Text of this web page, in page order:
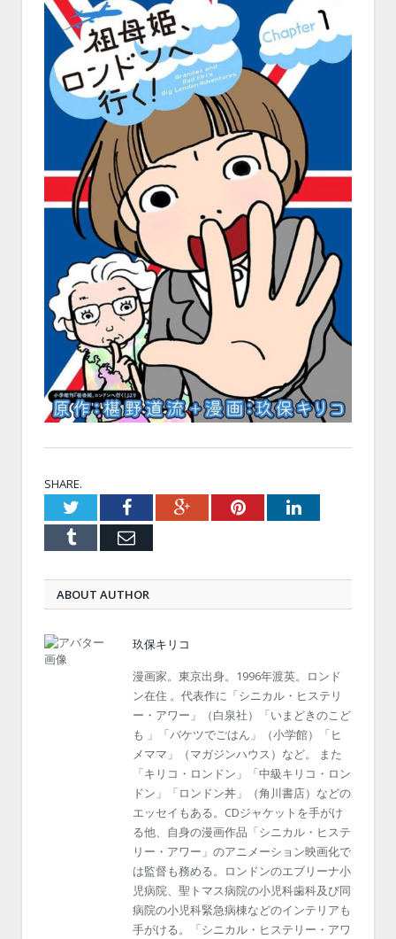
SHARE.
TwitterFacebookGoogle+PinterestLinkedIn
Tumblr Email
ABOUT AUTHOR
玖保キリコ
漫画家。東京出身。1996年渡英。ロンド
ン在住 。代表作に「シニカル・ヒステリ
ー・アワー」（白泉社）「いまどきのこど
も 」「バケツでごはん」（小学館）「ヒ
メママ」（マガジンハウス）など。 また
「キリコ・ロンドン」「中級キリコ・ロン
ドン」「ロンドン丼」（角川書店）などの
エッセイもある。CDジャケットを手がけ
る他、自身の漫画作品「シニカル・ヒステ
リー・アワー」のアニメーション映画化で
は監督も務める。ロンドンのエブリーナ小
児病院、聖トマス病院の小児科歯科及び同
病院の小児科緊急病棟などのインテリアも
手がける。「シニカル・ヒステリー・アワ